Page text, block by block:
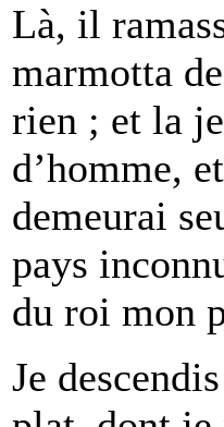
Là, il
marmotta
rien ; et la
d’homme,
demeurai
pays
du roi mon
Je